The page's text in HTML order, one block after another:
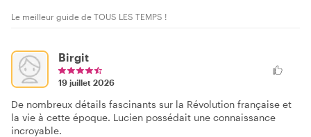
Le meilleur guide de TOUS LES TEMPS !
Birgit
19 juillet 2026
De nombreux détails fascinants sur la Révolution française et
la vie à cette époque. Lucien possédait une connaissance
incroyable.